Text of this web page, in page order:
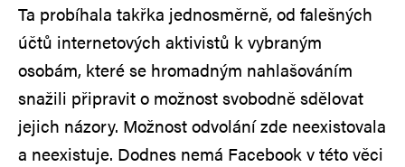
Ta probíhala takřka jednosměrně, od falešných
účtů internetových aktivistů k vybraným
osobám, které se hromadným nahlašováním
snažili připravit o možnost svobodně sdělovat
jejich názory. Možnost odvolání zde neexistovala
a neexistuje. Dodnes nemá Facebook v této věci